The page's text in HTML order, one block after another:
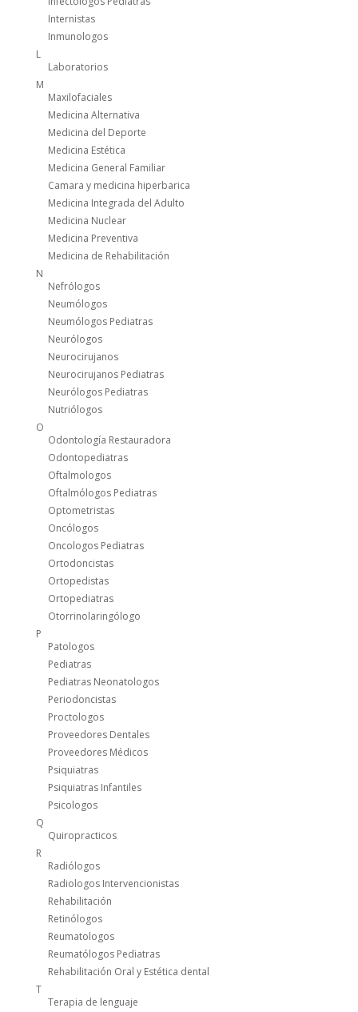
Internistas
Inmunologos
L
Laboratorios
M
Maxilofaciales
Medicina Alternativa
Medicina del Deporte
Medicina Estética
Medicina General Familiar
Camara y medicina hiperbarica
Medicina Integrada del Adulto
Medicina Nuclear
Medicina Preventiva
Medicina de Rehabilitación
N
Nefrólogos
Neumólogos
Neumólogos Pediatras
Neurólogos
Neurocirujanos
Neurocirujanos Pediatras
Neurólogos Pediatras
Nutriólogos
O
Odontología Restauradora
Odontopediatras
Oftalmologos
Oftalmólogos Pediatras
Optometristas
Oncólogos
Oncologos Pediatras
Ortodoncistas
Ortopedistas
Ortopediatras
Otorrinolaringólogo
P
Patologos
Pediatras
Pediatras Neonatologos
Periodoncistas
Proctologos
Proveedores Dentales
Proveedores Médicos
Psiquiatras
Psiquiatras Infantiles
Psicologos
Q
Quiropracticos
R
Radiólogos
Radiologos Intervencionistas
Rehabilitación
Retinólogos
Reumatologos
Reumatólogos Pediatras
Rehabilitación Oral y Estética dental
T
Terapia de lenguaje